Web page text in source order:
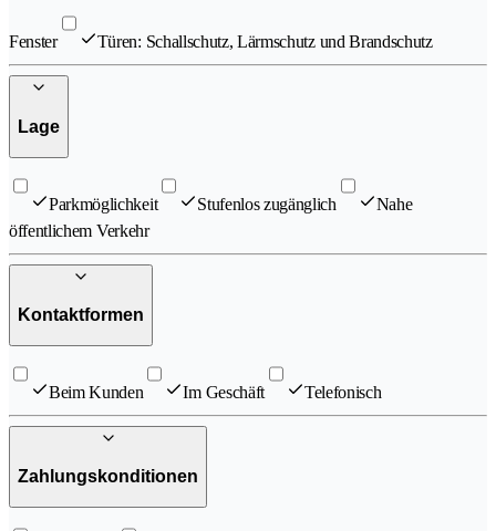
Fenster Türen: Schallschutz, Lärmschutz und Brandschutz
Lage
Parkmöglichkeit Stufenlos zugänglich
Nahe
öffentlichem Verkehr
Kontaktformen
Beim Kunden Im Geschäft Telefonisch
Zahlungskonditionen